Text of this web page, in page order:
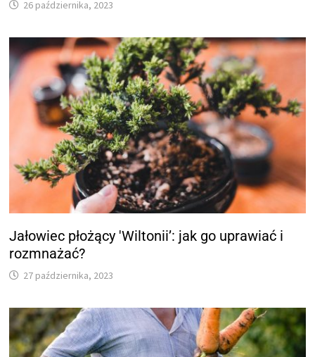
26 października, 2023
Jałowiec płożący 'Wiltonii’: jak go uprawiać i
rozmnażać?
27 października, 2023